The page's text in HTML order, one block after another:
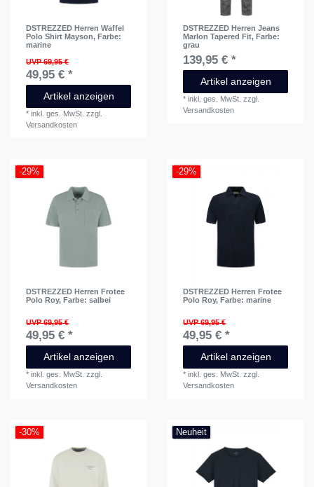
DSTREZZED Herren Waffel
Polo Shirt Mayson, Farbe:
marine
UVP 69,95 €
49,95 € *
Artikel anzeigen
*inkl. ges. MwSt. zzgl.
Versandkosten
DSTREZZED Herren Jeans
Marlon Tapered Fit, Farbe:
grau
139,95 € *
Artikel anzeigen
*inkl. ges. MwSt. zzgl.
Versandkosten
-29%
DSTREZZED Herren Frotee
Polo Roy, Farbe: salbei
UVP 69,95 €
49,95 € *
Artikel anzeigen
*inkl. ges. MwSt. zzgl.
Versandkosten
-29%
DSTREZZED Herren Frotee
Polo Roy, Farbe: marine
UVP 69,95 €
49,95 € *
Artikel anzeigen
*inkl. ges. MwSt. zzgl.
Versandkosten
-30% Neuheit